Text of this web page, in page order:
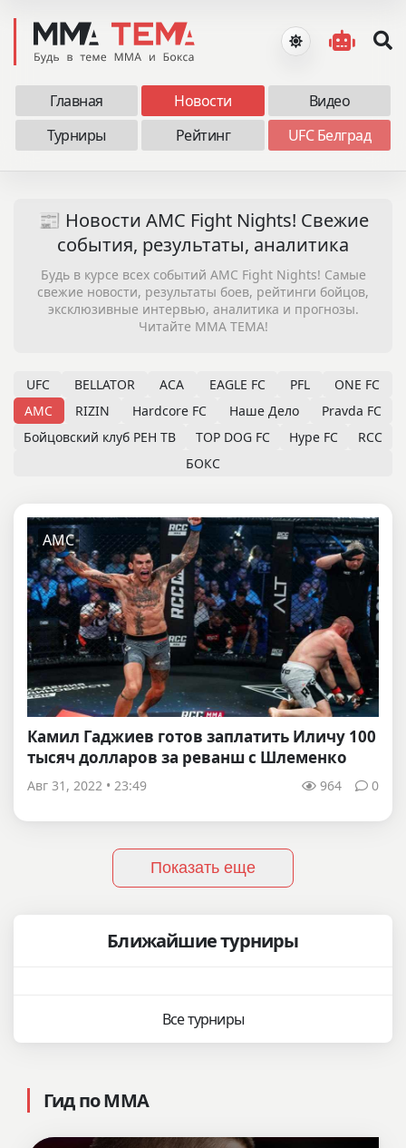
Главная Новости
Видео
Турниры
Рейтинг UFC Белград
📰 Новости AMC Fight Nights! Свежие
события, результаты, аналитика
Будь в курсе всех событий AMC Fight Nights! Самые
свежие новости, результаты боев, рейтинги бойцов,
эксклюзивные интервью, аналитика и прогнозы.
Читайте MMA TEMA!
UFC BELLATOR ACA EAGLE FC PFL
ONE FC
AMC
RIZIN Hardcore FC Наше Дело
Pravda FC
Бойцовский клуб РЕН ТВ
TOP DOG FC Hype FC
RCC
БОКС
AMC
Камил Гаджиев готов заплатить Иличу 100
тысяч долларов за реванш с Шлеменко
Авг 31, 2022 • 23:49 964 0
Показать еще
Ближайшие турниры
Все турниры
Гид по ММА